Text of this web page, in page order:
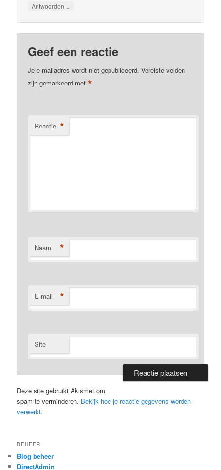
Antwoorden ↓
Geef een reactie
Je e-mailadres wordt niet gepubliceerd. Vereiste velden
zijn gemarkeerd met*
Reactie *
Naam *
E-mail *
Site
Deze site gebruikt Akismet om
spam te verminderen. Bekijk hoe je reactie gegevens worden
verwerkt.
BEHEER
Blog beheer
DirectAdmin